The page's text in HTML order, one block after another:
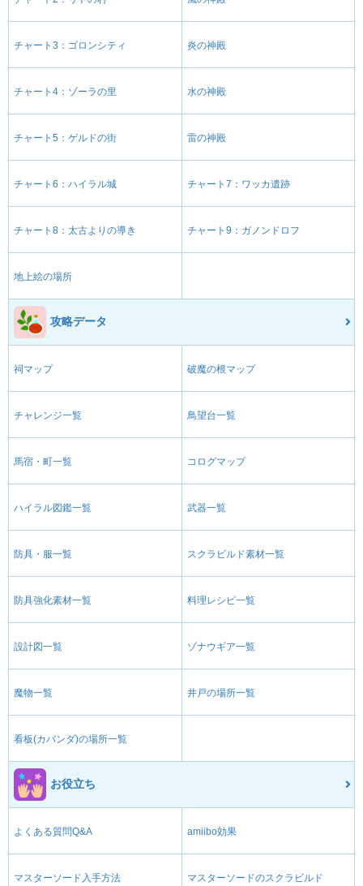
チャート3：ゴロンシティ 炎の神殿
チャート4：ゾーラの里 水の神殿
チャート5：ゲルドの街 雷の神殿
チャート6：ハイラル城 チャート7：ワッカ遺跡
チャート8：太古よりの導き チャート9：ガノンドロフ
地上絵の場所
攻略データ
祠マップ 破魔の根マップ
チャレンジ一覧 鳥望台一覧
馬宿・町一覧 コログマップ
ハイラル図鑑一覧 武器一覧
防具・服一覧 スクラビルド素材一覧
防具強化素材一覧 料理レシピ一覧
設計図一覧 ゾナウギア一覧
魔物一覧 井戸の場所一覧
看板(カバンダ)の場所一覧
お役立ち
よくある質問Q&A amiibo効果
マスターソード入手方法 マスターソードのスクラビルド